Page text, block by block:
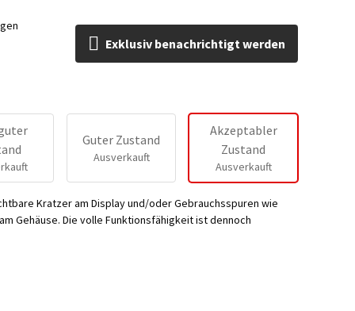
Exklusiv benachrichtigt werden
Guter Zustand
Ausverkauft
Akzeptabler
Zustand
Ausverkauft
Kratzer am Display und/oder Gebrauchsspuren wie
Gehäuse. Die volle Funktionsfähigkeit ist dennoch